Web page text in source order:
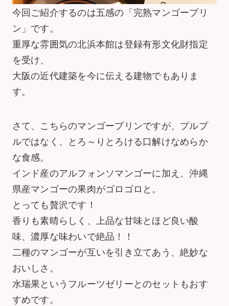
今回ご紹介するのは五感の「完熟マンゴープリ
ン」です。
重厚な雰囲気の北浜本館は登録有形文化財指定
を受け、
大阪の近代建築を今に伝える建物でもありま
す。
さて、こちらのマンゴープリンですが、プルプ
ルではなく、とろ～りとろける口解けなめらか
な食感。
インド産のアルフォンソマンゴーに加え、沖縄
県産マンゴーの果肉がゴロゴロと。
とっても贅沢です！
香りも素晴らしく、上品な甘味とほど良い酸
味、濃厚な味わいで絶品！！
二種のマンゴーが互いを引き立てあう、絶妙な
おいしさ。
水瑞果というフルーツゼリーとのセットもおす
すめです。